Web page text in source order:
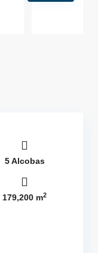
5 Alcobas
179,200 m2